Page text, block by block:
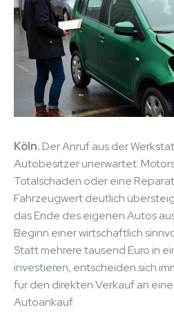
Köln. Der Anruf aus der
Autobesitzer unerwartet:
Totalschaden oder eine
Fahrzeugwert deutlich
das Ende des eigenen Autos
Beginn einer wirtschaftlich
Statt mehrere tausend Euro in
investieren, entscheiden sich
für den direkten Verkauf an
Autoankauf.